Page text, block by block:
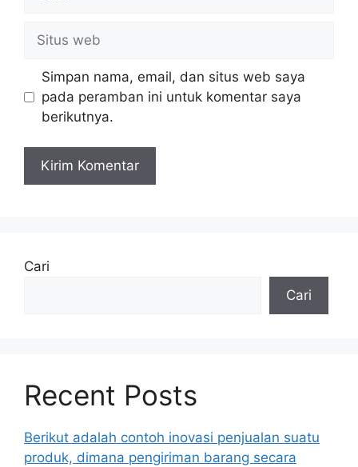
web
Simpan nama, email, dan situs web saya
pada peramban ini untuk komentar saya
berikutnya.
Cari
Cari
Recent Posts
Berikut adalah contoh inovasi penjualan suatu
produk, dimana pengiriman barang secara